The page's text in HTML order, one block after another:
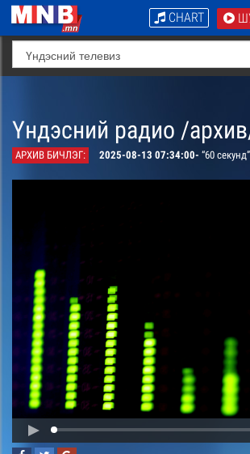
CHART
Үндэсний радио /
АРХИВ БИЧЛЭГ: 2025-08-13 07:34:00- “60 секунд” -